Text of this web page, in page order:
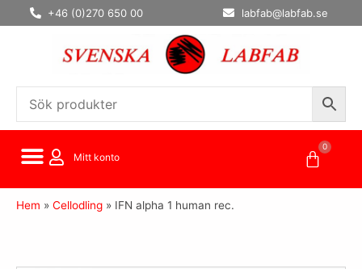
Hoppa
till
+46 (0)270 650 00 labfab@labfab.se
Mitt konto
0
Hem » Cellodling » IFN alpha 1 human rec.